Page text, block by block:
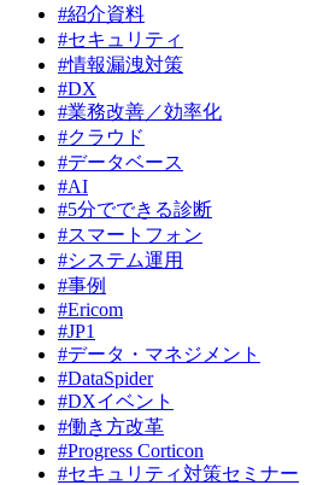
#紹介資料
#セキュリティ
#情報漏洩対策
#DX
#業務改善／効率化
#クラウド
#データベース
#AI
#5分でできる診断
#スマートフォン
#システム運用
#事例
#Ericom
#JP1
#データ・マネジメント
#DataSpider
#DXイベント
#働き方改革
#Progress Corticon
#セキュリティ対策セミナー